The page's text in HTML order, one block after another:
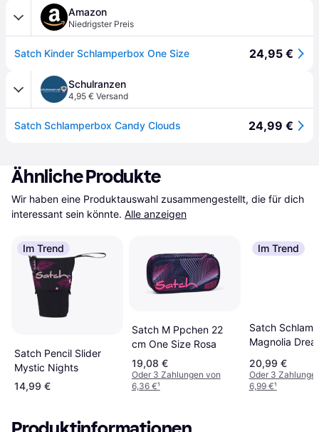
Amazon
Niedrigster Preis
Satch Kinder Schlamperbox One Size 24,95 €
Schulranzen
4,95 € Versand
Satch Schlamperbox Candy Clouds 24,99 €
Ähnliche Produkte
Wir haben eine Produktauswahl zusammengestellt, die für dich
interessant sein könnte. Alle anzeigen
Im Trend
Satch Pencil Slider
Mystic Nights
14,99 €
Satch M Ppchen 22
cm One Size Rosa
19,08 €
Oder 3 Zahlungen von
6,36 €¹
Im Trend
Satch
Magnolia
20,99 €
Oder 3
6,99 €¹